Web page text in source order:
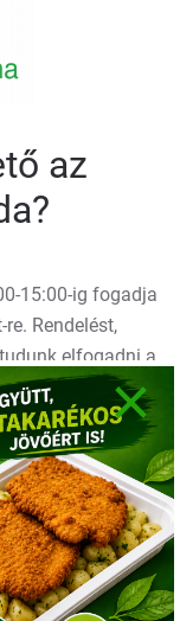
az
15:00-ig fogadja
Rendelést,
elfogadni a
leveleket az azt
×